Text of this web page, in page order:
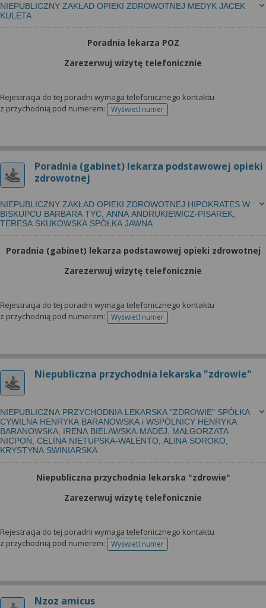
NIEPUBLICZNY ZAKŁAD OPIEKI ZDROWOTNEJ MEDYK JACEK
KULETA
Poradnia lekarza POZ
Zarezerwuj wizytę telefonicznie
Rejestracja do tej poradni wymaga telefonicznego kontaktu
z przychodnią pod numerem:
Wyświetl numertelefonu do rejestracji
Poradnia (gabinet) lekarza podstawowej opieki
zdrowotnej
NIEPUBLICZNY ZAKŁAD OPIEKI ZDROWOTNEJ HIPOKRATES W
BISKUPCU BARBARA TYC, ANNA ANDRUKIEWICZ-PISAREK,
TERESA SKUKOWSKA SPÓŁKA JAWNA
Poradnia (gabinet) lekarza podstawowej opieki zdrowotnej
Zarezerwuj wizytę telefonicznie
Rejestracja do tej poradni wymaga telefonicznego kontaktu
z przychodnią pod numerem:
Wyświetl numertelefonu do rejestracji
Niepubliczna przychodnia lekarska "zdrowie"
NIEPUBLICZNA PRZYCHODNIA LEKARSKA "ZDROWIE" SPÓŁKA
CYWILNA HENRYKA BARANOWSKA i WSPÓLNICY HENRYKA
BARANOWSKA, IRENA BIELAWSKA-MADEJ, MAŁGORZATA
NICPOŃ, CELINA NIETUPSKA-WALENTO, ALINA SOROKO,
KRYSTYNA SWINIARSKA
Niepubliczna przychodnia lekarska "zdrowie"
Zarezerwuj wizytę telefonicznie
Rejestracja do tej poradni wymaga telefonicznego kontaktu
z przychodnią pod numerem:
Wyświetl numertelefonu do rejestracji
Nzoz amicus